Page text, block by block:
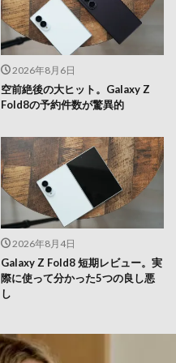
2026年8月6日
空前絶後の大ヒット。Galaxy Z
Fold8の予約件数が驚異的
2026年8月4日
Galaxy Z Fold8 短期レビュー。実
際に使って分かった5つの良し悪
し